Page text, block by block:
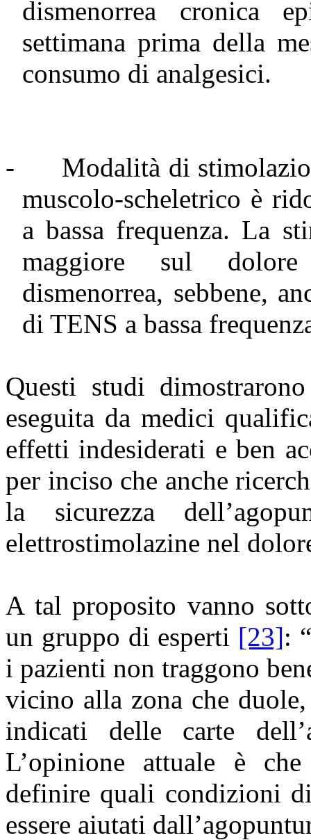
dismenorrea cronica
settimana prima della
consumo di analgesici.
-
Modalità di
muscolo-scheletrico è
a bassa frequenza. La
maggiore sul
dismenorrea, sebbene,
di TENS a bassa
Questi studi
eseguita da medici
effetti indesiderati e ben
per inciso che anche
la sicurezza
elettrostimolazine nel
A tal proposito vanno
un gruppo di esperti [23]:
i pazienti non traggono
vicino alla zona che
indicati delle carte
L’opinione attuale è
definire quali condizioni
essere aiutati